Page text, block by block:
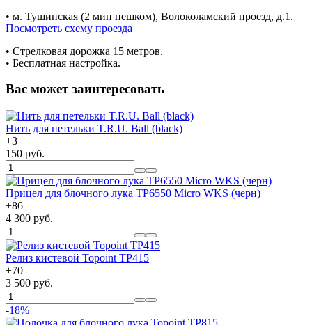
• м. Тушинская (2 мин пешком), Волоколамский проезд, д.1.
Посмотреть схему проезда
• Cтрелковая дорожка 15 метров.
• Бесплатная настройка.
Вас может заинтересовать
Нить для петельки T.R.U. Ball (black)
+3
150 руб.
Прицел для блочного лука TP6550 Micro WKS (черн)
+86
4 300 руб.
Релиз кистевой Topoint TP415
+70
3 500 руб.
-18%